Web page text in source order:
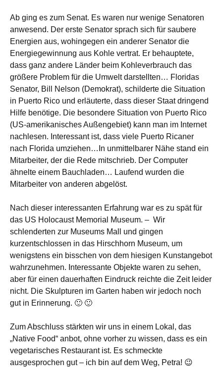
Ab ging es zum Senat. Es waren nur wenige Senatoren
anwesend. Der erste Senator sprach sich für saubere
Energien aus, wohingegen ein anderer Senator die
Energiegewinnung aus Kohle vertrat. Er behauptete,
dass ganz andere Länder beim Kohleverbrauch das
größere Problem für die Umwelt darstellten… Floridas
Senator, Bill Nelson (Demokrat), schilderte die Situation
in Puerto Rico und erläuterte, dass dieser Staat dringend
Hilfe benötige. Die besondere Situation von Puerto Rico
(US-amerikanisches Außengebiet) kann man im Internet
nachlesen. Interessant ist, dass viele Puerto Ricaner
nach Florida umziehen…In unmittelbarer Nähe stand ein
Mitarbeiter, der die Rede mitschrieb. Der Computer
ähnelte einem Bauchladen… Laufend wurden die
Mitarbeiter von anderen abgelöst.
Nach dieser interessanten Erfahrung war es zu spät für
das US Holocaust Memorial Museum. – Wir
schlenderten zur Museums Mall und gingen
kurzentschlossen in das Hirschhorn Museum, um
wenigstens ein bisschen von dem hiesigen Kunstangebot
wahrzunehmen. Interessante Objekte waren zu sehen,
aber für einen dauerhaften Eindruck reichte die Zeit leider
nicht. Die Skulpturen im Garten haben wir jedoch noch
gut in Erinnerung. 🙂 🙂
Zum Abschluss stärkten wir uns in einem Lokal, das
„Native Food“ anbot, ohne vorher zu wissen, dass es ein
vegetarisches Restaurant ist. Es schmeckte
ausgesprochen gut – ich bin auf dem Weg, Petra! 😉